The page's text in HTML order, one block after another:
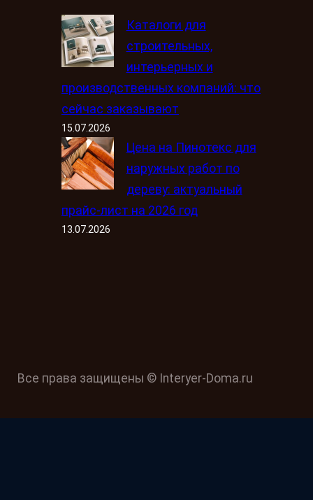
Каталоги для
строительных,
интерьерных и
производственных компаний: что
сейчас заказывают
15.07.2026
Цена на Пинотекс для
наружных работ по
дереву: актуальный
прайс-лист на 2026 год
13.07.2026
Все права защищены © Interyer-Doma.ru